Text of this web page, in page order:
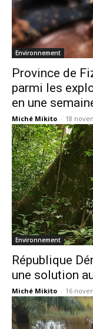
Environnement
Province de
parmi les
en une
Miché Mikito - 18
Environnement
République
une solution
Miché Mikito - 16